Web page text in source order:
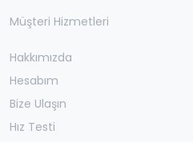
Müşteri Hizmetleri
Hakkımızda
Hesabım
Bize Ulaşın
Hız Testi